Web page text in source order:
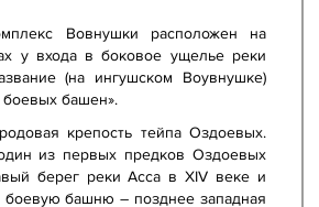
Вовнушки расположен на
у входа в боковое ущелье реки
(на ингушском Воувнушке)
боевых башен».
крепость тейпа Оздоевых.
из первых предков Оздоевых
берег реки Асса в XIV веке и
башню – позднее западная